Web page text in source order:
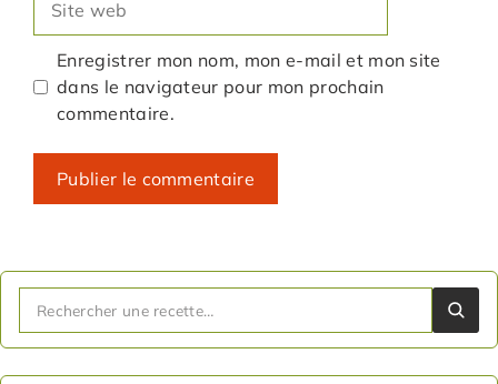
web
Enregistrer mon nom, mon e-mail et mon site
dans le navigateur pour mon prochain
commentaire.